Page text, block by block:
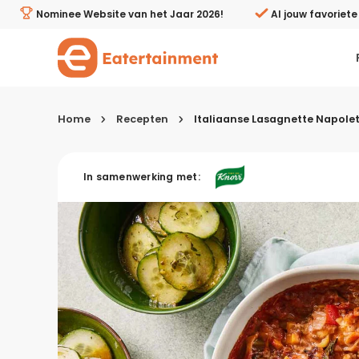
Italiaanse Lasagnette Napoletana - Eatertainment
Nominee Website van het Jaar 2026! Al jouw
Kies je menugang
Ontbijt
Lunch & brunch
Tussendoortjes
Voor- & tussengerechten
Home Recepten Italiaanse Lasagnette
In samenwerking met: